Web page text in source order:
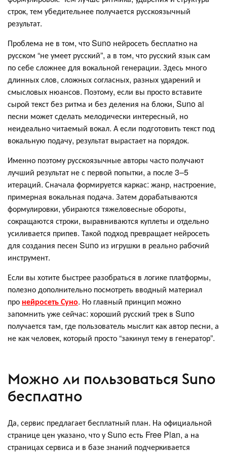
строк, тем убедительнее получается русскоязычный
результат.
Проблема не в том, что Suno нейросеть бесплатно на
русском “не умеет русский”, а в том, что русский язык сам
по себе сложнее для вокальной генерации. Здесь много
длинных слов, сложных согласных, разных ударений и
смысловых нюансов. Поэтому, если вы просто вставите
сырой текст без ритма и без деления на блоки, Suno ai
песни может сделать мелодически интересный, но
неидеально читаемый вокал. А если подготовить текст под
вокальную подачу, результат вырастает на порядок.
Именно поэтому русскоязычные авторы часто получают
лучший результат не с первой попытки, а после 3–5
итераций. Сначала формируется каркас: жанр, настроение,
примерная вокальная подача. Затем дорабатываются
формулировки, убираются тяжеловесные обороты,
сокращаются строки, выравниваются куплеты и отдельно
усиливается припев. Такой подход превращает нейросеть
для создания песен Suno из игрушки в реально рабочий
инструмент.
Если вы хотите быстрее разобраться в логике платформы,
полезно дополнительно посмотреть вводный материал
про нейросеть Суно. Но главный принцип можно
запомнить уже сейчас: хороший русский трек в Suno
получается там, где пользователь мыслит как автор песни, а
не как человек, который просто “закинул тему в генератор”.
Можно ли пользоваться Suno
бесплатно
Да, сервис предлагает бесплатный план. На официальной
странице цен указано, что у Suno есть Free Plan, а на
страницах сервиса и в базе знаний подчеркивается